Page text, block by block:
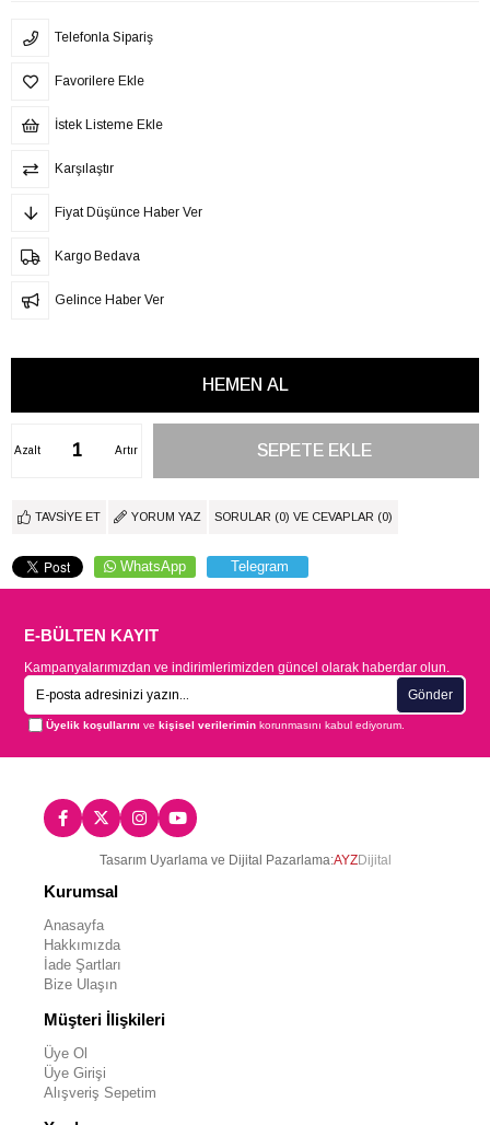
Telefonla Sipariş
Favorilere Ekle
İstek Listeme Ekle
Karşılaştır
Fiyat Düşünce Haber Ver
Kargo Bedava
Gelince Haber Ver
Artır
Azalt
TAVSIYE ET YORUM YAZ SORULAR (0) VE CEVAPLAR (0)
WhatsApp Telegram
E-BÜLTEN KAYIT
Kampanyalarımızdan ve indirimlerimizden güncel olarak haberdar olun.
Gönder
Üyelik koşullarını vekişisel verilerimin korunmasını kabul ediyorum.
Tasarım Uyarlama ve Dijital Pazarlama:AYZDijital
Kurumsal
Anasayfa
Hakkımızda
İade Şartları
Bize Ulaşın
Müşteri İlişkileri
Üye Ol
Üye Girişi
Alışveriş Sepetim